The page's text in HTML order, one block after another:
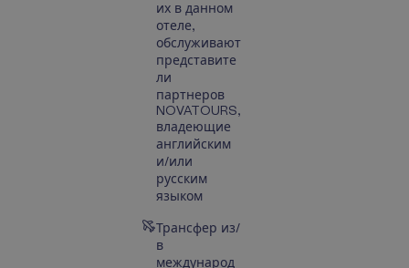
их в данном
отеле,
обслуживают
представите
ли
партнеров
NOVATOURS,
владеющие
английским
и/или
русским
языком
Трансфер из/
в
международ